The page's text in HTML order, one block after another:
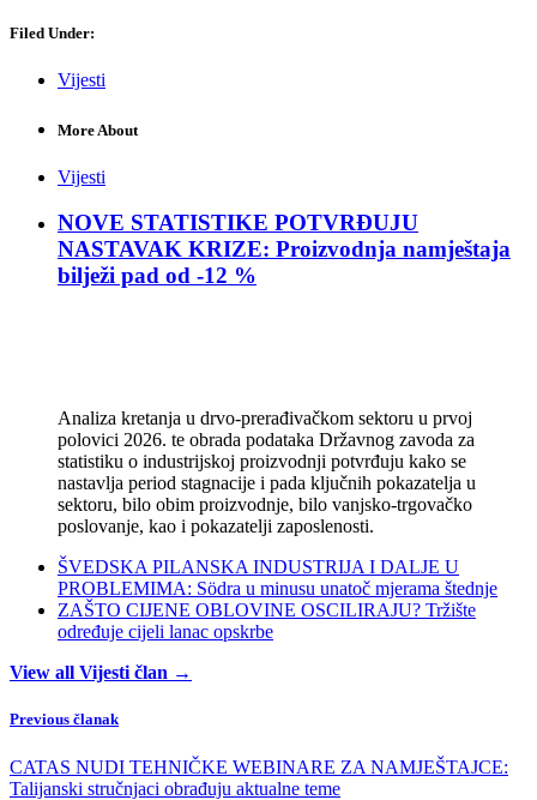
Filed Under:
Vijesti
More About
Vijesti
NOVE STATISTIKE POTVRĐUJU
NASTAVAK KRIZE: Proizvodnja namještaja
bilježi pad od -12 %
Analiza kretanja u drvo-prerađivačkom sektoru u prvoj
polovici 2026. te obrada podataka Državnog zavoda za
statistiku o industrijskoj proizvodnji potvrđuju kako se
nastavlja period stagnacije i pada ključnih pokazatelja u
sektoru, bilo obim proizvodnje, bilo vanjsko-trgovačko
poslovanje, kao i pokazatelji zaposlenosti.
ŠVEDSKA PILANSKA INDUSTRIJA I DALJE U
PROBLEMIMA: Södra u minusu unatoč mjerama štednje
ZAŠTO CIJENE OBLOVINE OSCILIRAJU? Tržište
određuje cijeli lanac opskrbe
View all Vijesti član →
Previous članak
CATAS NUDI TEHNIČKE WEBINARE ZA NAMJEŠTAJCE:
Talijanski stručnjaci obrađuju aktualne teme